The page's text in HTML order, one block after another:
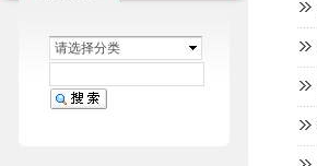
请选择分类